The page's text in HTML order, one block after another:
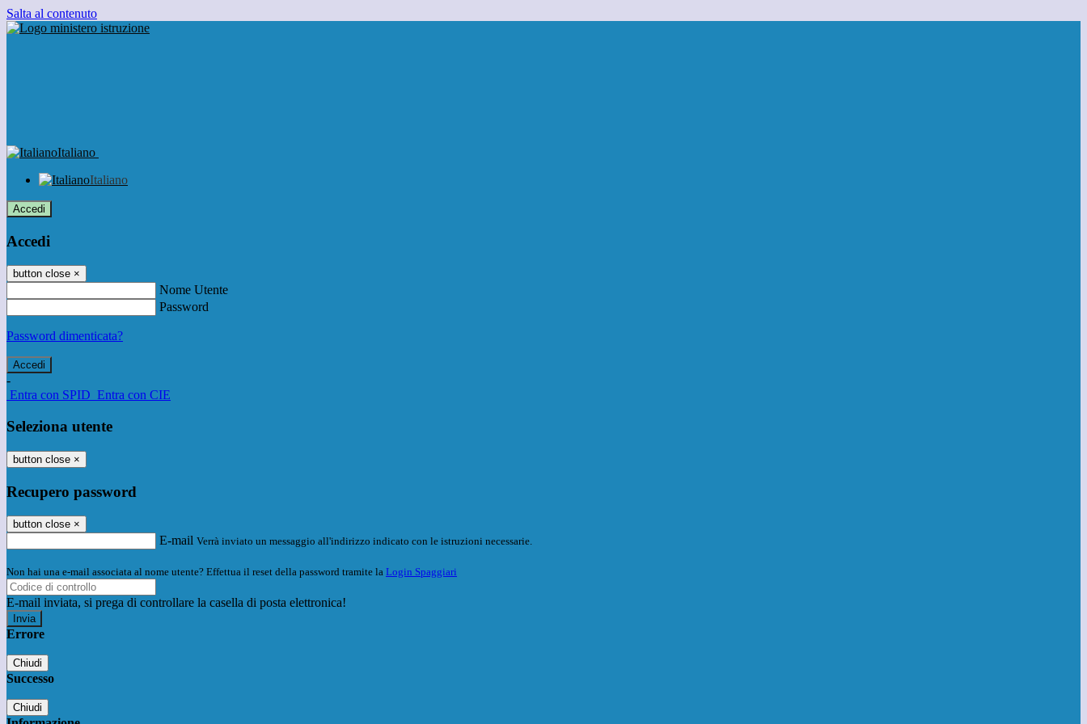
Salta al contenuto
Italiano
Italiano
Accedi
Accedi
button close ×
Nome Utente
Password
Password dimenticata?
-
Entra con SPID Entra con CIE
Seleziona utente
button close ×
Recupero password
button close ×
E-mail Verrà inviato un messaggio all'indirizzo indicato con le istruzioni necessarie.
Non hai una e-mail associata al nome utente? Effettua il reset della password tramite la Login Spaggiari
E-mail inviata, si prega di controllare la casella di posta elettronica!
Errore
Chiudi
Successo
Chiudi